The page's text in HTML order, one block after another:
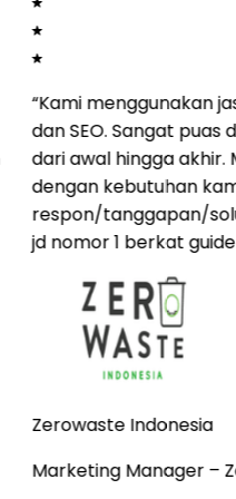
“Kami menggunakan
dan SEO. Sangat puas
dari awal hingga
dengan kebutuhan
respon/tanggapan/
jd nomor 1 berkat
Zerowaste Indonesia
Marketing Manager–